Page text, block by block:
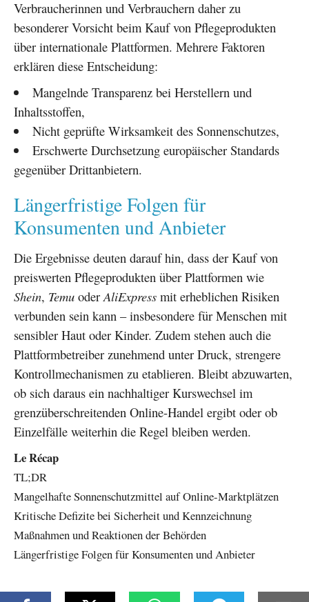
Verbraucherinnen und Verbrauchern daher zu
besonderer Vorsicht beim Kauf von Pflegeprodukten
über internationale Plattformen. Mehrere Faktoren
erklären diese Entscheidung:
Mangelnde Transparenz bei Herstellern und
Inhaltsstoffen,
Nicht geprüfte Wirksamkeit des Sonnenschutzes,
Erschwerte Durchsetzung europäischer Standards
gegenüber Drittanbietern.
Längerfristige Folgen für
Konsumenten und Anbieter
Die Ergebnisse deuten darauf hin, dass der Kauf von
preiswerten Pflegeprodukten über Plattformen wie
Shein, Temu oder AliExpress mit erheblichen Risiken
verbunden sein kann – insbesondere für Menschen mit
sensibler Haut oder Kinder. Zudem stehen auch die
Plattformbetreiber zunehmend unter Druck, strengere
Kontrollmechanismen zu etablieren. Bleibt abzuwarten,
ob sich daraus ein nachhaltiger Kurswechsel im
grenzüberschreitenden Online-Handel ergibt oder ob
Einzelfälle weiterhin die Regel bleiben werden.
Le Récap
TL;DR
Mangelhafte Sonnenschutzmittel auf Online-Marktplätzen
Kritische Defizite bei Sicherheit und Kennzeichnung
Maßnahmen und Reaktionen der Behörden
Längerfristige Folgen für Konsumenten und Anbieter